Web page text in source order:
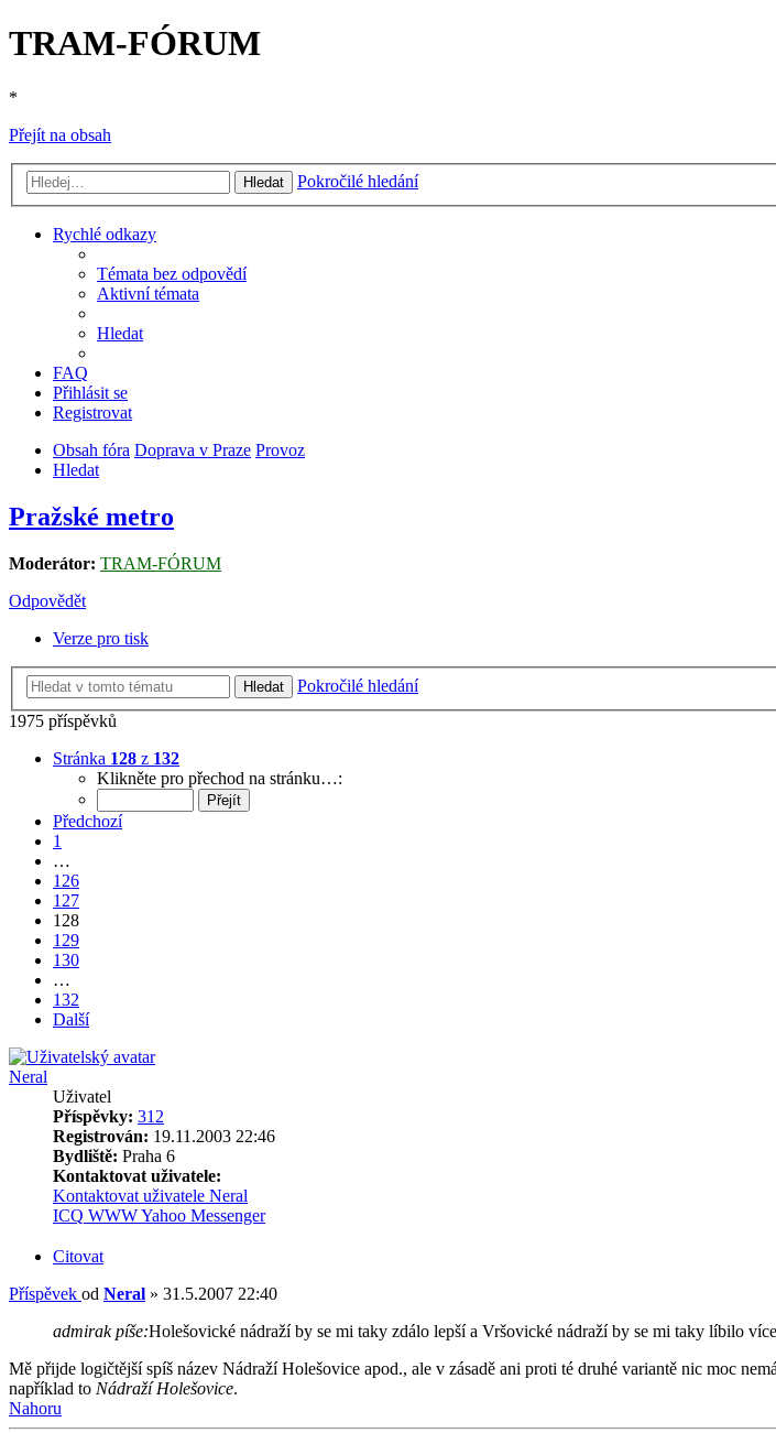
TRAM-FÓRUM
*
Přejít na obsah
Hledat Pokročilé hledání
Rychlé odkazy
Témata bez odpovědí
Aktivní témata
Hledat
FAQ
Přihlásit se
Registrovat
Obsah fóra Doprava v Praze Provoz
Hledat
Pražské metro
Moderátor: TRAM-FÓRUM
Odpovědět
Verze pro tisk
Hledat
Pokročilé hledání
1975 příspěvků
Stránka 128 z 132
Klikněte pro přechod na stránku…:
Předchozí
1
…
126
127
128
129
130
…
132
Další
Neral
Uživatel
Příspěvky: 312
Registrován: 19.11.2003 22:46
Bydliště: Praha 6
Kontaktovat uživatele:
Kontaktovat uživatele Neral
ICQ WWWYahoo Messenger
Citovat
Příspěvek od Neral » 31.5.2007 22:40
admirak píše:Holešovické nádraží by se mi taky zdálo lepší a Vršovické nádraží by se mi taky líbilo
Mě přijde logičtější spíš název Nádraží Holešovice apod., ale v zásadě ani proti té druhé variantě nic moc
například to Nádraží Holešovice.
Nahoru